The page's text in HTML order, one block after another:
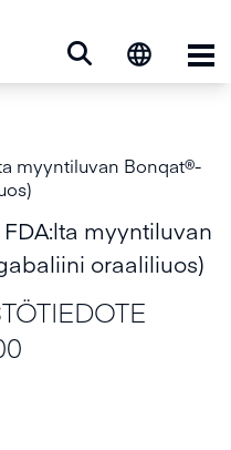
myyntiluvan Bonqat®-
myyntiluvan
oraaliliuos)